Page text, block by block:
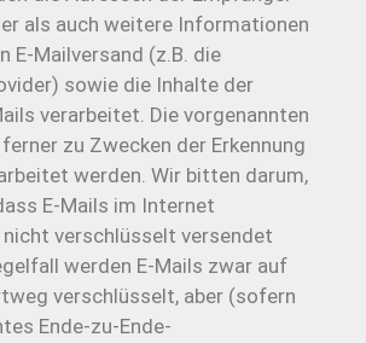
als auch weitere Informationen
E-Mailversand (z.B. die
sowie die Inhalte der
verarbeitet. Die vorgenannten
zu Zwecken der Erkennung
werden. Wir bitten darum,
E-Mails im Internet
verschlüsselt versendet
werden E-Mails zwar auf
verschlüsselt, aber (sofern
Ende-zu-Ende-